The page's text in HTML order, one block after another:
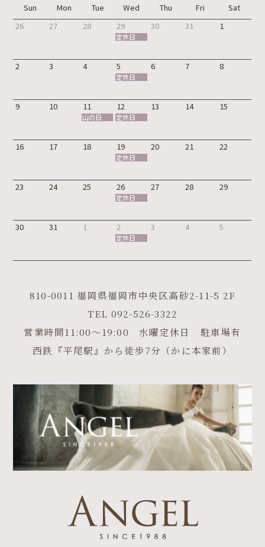
Sun Mon Tue Wed Thu Fri
Sat
26
27 28 29
定休日
30 31 1
2 3 4 5
定休日
6 7 8
9 10 11
山の日
12
定休日
13 14 15
16 17 18 19
定休日
20 21 22
23 24 25 26
定休日
27 28 29
30 31 1 2
定休日
3 4 5
810-0011 福岡県福岡市中央区高砂2-11-5 2F
TEL 092-526-3322
営業時間11:00～19:00 水曜定休日 駐車場有
西鉄『平尾駅』から徒歩7分（かに本家前）